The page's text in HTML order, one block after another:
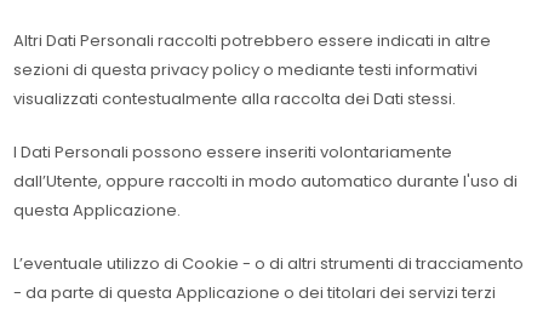
Altri Dati Personali raccolti potrebbero essere indicati in altre
sezioni di questa privacy policy o mediante testi informativi
visualizzati contestualmente alla raccolta dei Dati stessi.
I Dati Personali possono essere inseriti volontariamente
dall’Utente, oppure raccolti in modo automatico durante l'uso di
questa Applicazione.
L’eventuale utilizzo di Cookie - o di altri strumenti di tracciamento
- da parte di questa Applicazione o dei titolari dei servizi terzi